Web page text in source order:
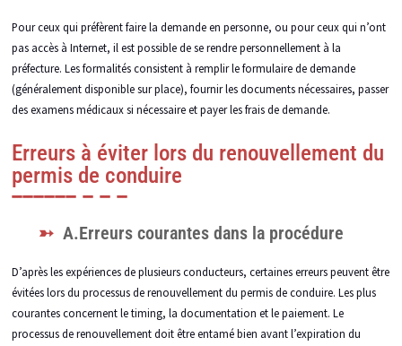
Pour ceux qui préfèrent faire la demande en personne, ou pour ceux qui n’ont
pas accès à Internet, il est possible de se rendre personnellement à la
préfecture. Les formalités consistent à remplir le formulaire de demande
(généralement disponible sur place), fournir les documents nécessaires, passer
des examens médicaux si nécessaire et payer les frais de demande.
Erreurs à éviter lors du renouvellement du
permis de conduire
A.Erreurs courantes dans la procédure
D’après les expériences de plusieurs conducteurs, certaines erreurs peuvent être
évitées lors du processus de renouvellement du permis de conduire. Les plus
courantes concernent le timing, la documentation et le paiement. Le
processus de renouvellement doit être entamé bien avant l’expiration du